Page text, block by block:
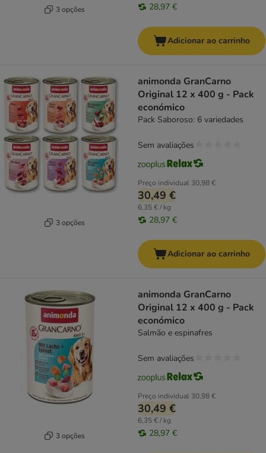
3 opções 28,97 €
Adicionar ao carrinho
3 opções
animonda GranCarno
Original 12 x 400 g - Pack
económico
Pack Saboroso: 6 variedades
Preço individual 30,98 €
30,49 €
6,35 € / kg
28,97 €
Sem avaliações
Adicionar ao carrinho
3 opções
animonda GranCarno
Original 12 x 400 g - Pack
económico
Salmão e espinafres
Preço individual 30,98 €
30,49 €
6,35 € / kg
28,97 €
Sem avaliações